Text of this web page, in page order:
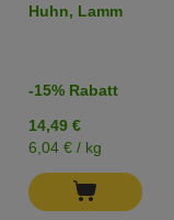
Huhn, Lamm
-15% Rabatt
14,49 €
6,04 € / kg